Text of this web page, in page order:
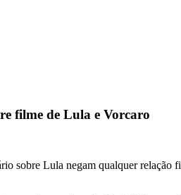
filme de Lula e Vorcaro
sobre Lula negam qualquer